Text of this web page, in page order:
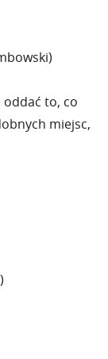
oddać to, co
miejsc,